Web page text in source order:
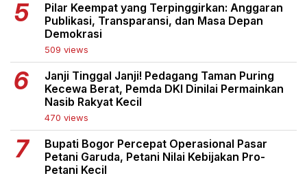
Pilar Keempat yang Terpinggirkan: Anggaran
Publikasi, Transparansi, dan Masa Depan
Demokrasi
509 views
Janji Tinggal Janji! Pedagang Taman Puring
Kecewa Berat, Pemda DKI Dinilai Permainkan
Nasib Rakyat Kecil
470 views
Bupati Bogor Percepat Operasional Pasar
Petani Garuda, Petani Nilai Kebijakan Pro-
Petani Kecil